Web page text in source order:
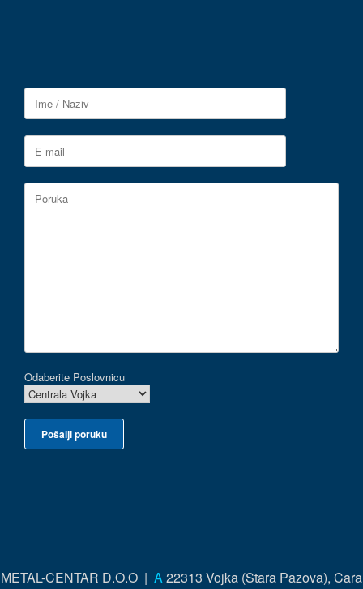
Odaberite Poslovnicu
METAL-CENTAR D.O.O | A22313 Vojka (Stara Pazova), Cara